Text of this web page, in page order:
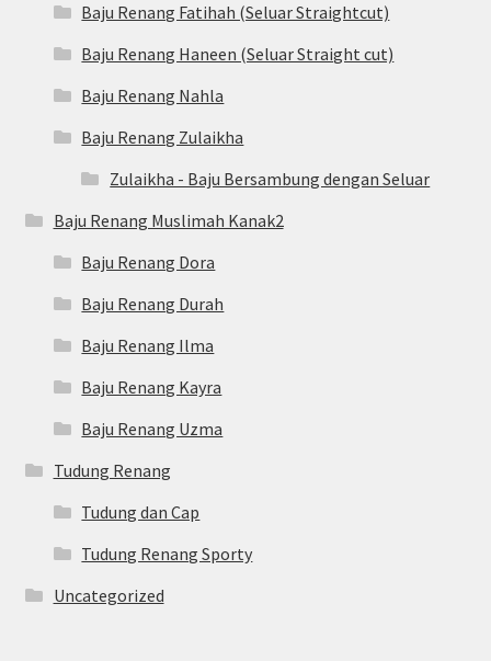
Baju Renang Fatihah (Seluar Straightcut)
Baju Renang Haneen (Seluar Straight cut)
Baju Renang Nahla
Baju Renang Zulaikha
Zulaikha - Baju Bersambung dengan Seluar
Baju Renang Muslimah Kanak2
Baju Renang Dora
Baju Renang Durah
Baju Renang Ilma
Baju Renang Kayra
Baju Renang Uzma
Tudung Renang
Tudung dan Cap
Tudung Renang Sporty
Uncategorized